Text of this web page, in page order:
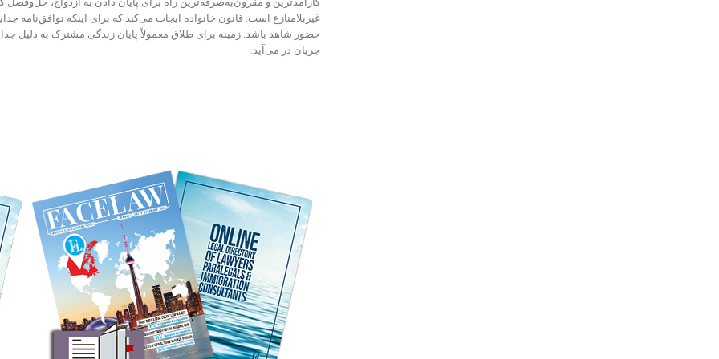
غیربلامنازع است. قانون خانواده ایجاب می‌کند که برای اینکه توافق‌نامه
حضور شاهد باشد. زمینه برای طلاق معمولاً پایان زندگی مشترک به دلیل
جریان در می‌آید.